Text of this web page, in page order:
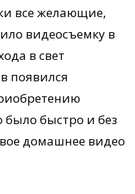
все желающие,
видеосъемку в
в свет
появился
быстро и без
домашнее видео